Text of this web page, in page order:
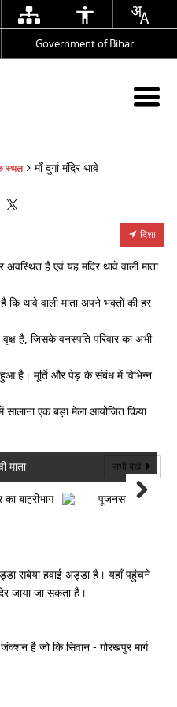
Government of Bihar
स्थल माँ दुर्गा मंदिर थावे
दिशा
अवस्थित है एवं यह मंदिर थावे वाली माता
कि थावे वाली माता अपने भक्तों की हर
है, जिसके वनस्पति परिवार का अभी
है। मूर्ति और पेड़ के संबंध में विभिन्न
एक बड़ा मेला आयोजित किया
सभी देखें
माता
सबेया हवाई अड्डा है। यहाँ पहुंचने
जाया जा सकता है।
है जो कि सिवान - गोरखपुर मार्ग